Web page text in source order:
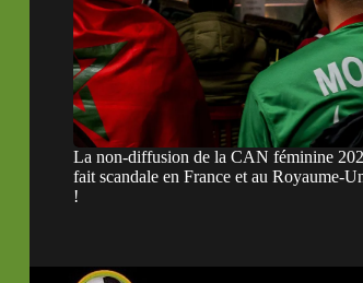
La non-diffusion de la CAN féminine
fait scandale en France et au Royaume-
!